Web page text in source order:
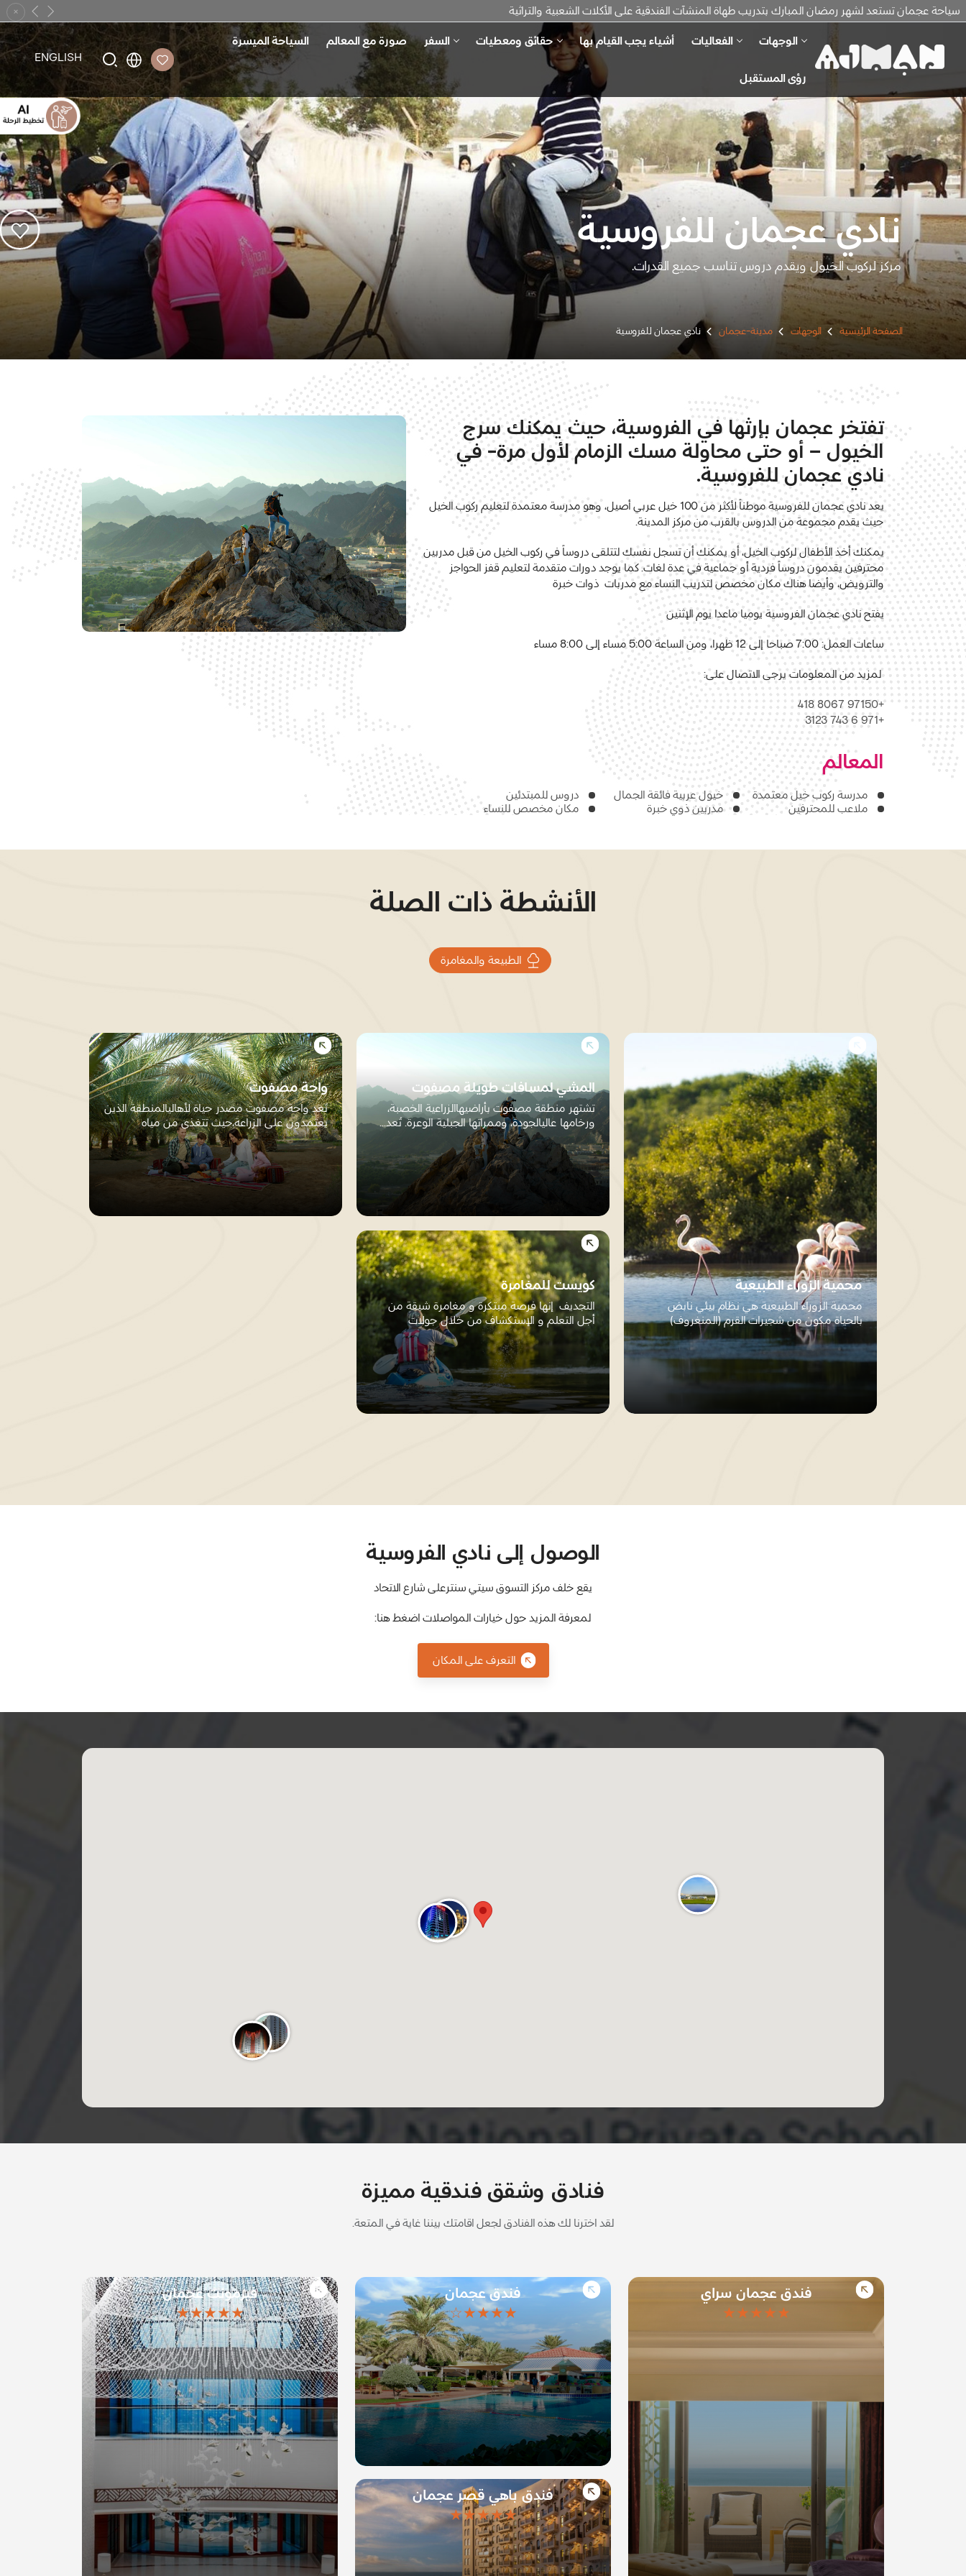
سياحة عجمان تستعد لشهر رمضان المبارك بتدريب طهاة المنشآت الفندقية على الأكلات الشعبية والتراثية Previous
Next
×
الوجهات الفعاليات أشياء يجب القيام بها حقائق ومعطيات السفر صورة مع المعالم السياحة الميسرة
رؤى المستقبل
ENGLISH
نادي عجمان للفروسية
مركز لركوب الخيول ويقدم دروس تناسب جميع القدرات.
الصفحة الرئيسية الوجهات مدينة-عجمان نادي عجمان للفروسية
تفتخر عجمان بإرثها في الفروسية، حيث يمكنك سرج
الخيول – أو حتى محاولة مسك الزمام لأول مرة- في
نادي عجمان للفروسية.
يعد نادي عجمان للفروسية موطناً لأكثر من100 خيل عربي أصيل، وهو مدرسة معتمدة لتعليم ركوب الخيل
حيث يقدم مجموعة من الدروس بالقرب من مركز المدينة.
يمكنك أخذ الأطفال لركوب الخيل، أو يمكنك أن تسجل نفسك لتتلقى دروساً في ركوب الخيل من قبل مدربين
محترفين يقدمون دروساً فردية أو جماعية في عدة لغات.كما يوجد دورات متقدمة لتعليم قفز الحواجز
والترويض، وأيضا هناك مكان مخصص لتدريب النساء مع مدربات ذوات خبرة
يفتح نادي عجمان الفروسية يوميا ماعدا يوم الإثنين
ساعات العمل: 7:00 صباحا إلى 12 ظهرا، ومن الساعة 5:00 مساء إلى 8:00 مساء
لمزيد من المعلومات يرجى الاتصال على:
+97150 8067 418
+971 6 743 3123
المعالم
مدرسة ركوب خيل معتمدة خيول عربية فائقة الجمال
دروس للمبتدئين
ملاعب للمحترفين
مدربين ذوي خبرة مكان مخصص للنساء
الأنشطة ذات الصلة
الطبيعة والمغامرة
محمية الزوراء الطبيعية
محمية الزوراء الطبيعية هي نظام بيئي نابض
بالحياة مكون من شجيرات القرم (المنغروف)
وأهوار...
المشي لمسافات طويلة مصفوت
تشتهر منطقة مصفوت بأراضيهاالزراعية الخصبة،
ورخامها عاليالجودة، وممراتها الجبلية الوعرة. تُعد...
واحة مصفوت
تُعد واحة مصفوت مصدر حياة لأهاليالمنطقة الذين
يعتمدون على الزراعة،حيث تتغذى من مياه
الأمطار،...
كويست للمغامرة
التجديف إنها فرصة مبتكرة و مغامرة شيقة من
أجل التعلم و الإستكشاف من خلال جولات
الوصول إلى نادي الفروسية
يقع خلف مركز التسوق سيتي سنترعلى شارع الاتحاد
لمعرفة المزيد حول خيارات المواصلات اضغط هنا:
التعرف على المكان
فنادق وشقق فندقية مميزة
لقد اخترنا لك هذه الفنادق لجعل اقامتك بيننا غاية في المتعة.
فندق عجمان سراي
★★★★★
فندق عجمان
★★★★☆
فندق باهي قصر عجمان
★★★★★
فيرمونت عجمان
★★★★★